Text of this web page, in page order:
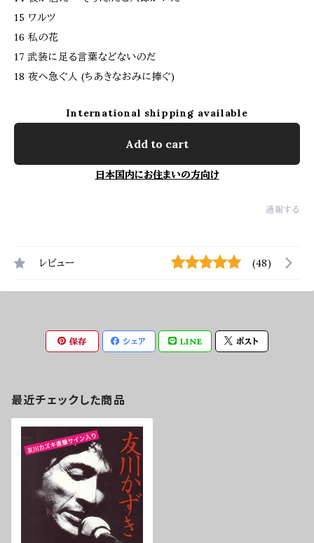
15 ワルツ
16 私の花
17 武装に足る言葉などないのだ
18 夜へ急ぐ人 (ちあきなおみに捧ぐ)
International shipping available
Add to cart
日本国内にお住まいの方向け
通報する
レビュー (48)
保存 シェア LINE ポスト
最近チェックした商品